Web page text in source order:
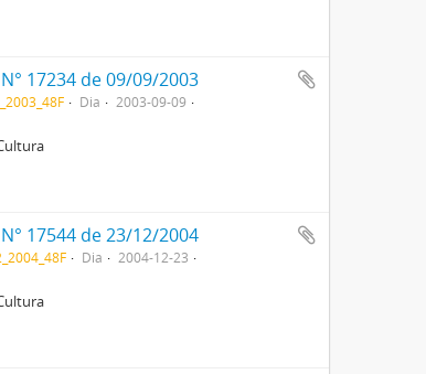
17234 de 09/09/2003
Dia
2003-09-09
17544 de 23/12/2004
Dia
2004-12-23